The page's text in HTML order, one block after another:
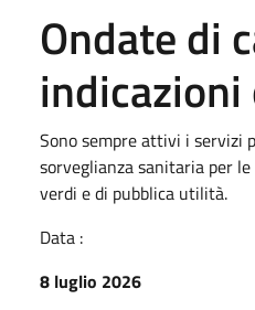
Ondate di
Sono sempre attivi i servizi
sorveglianza sanitaria per
verdi e di pubblica utilità.
Data :
8 luglio 2026